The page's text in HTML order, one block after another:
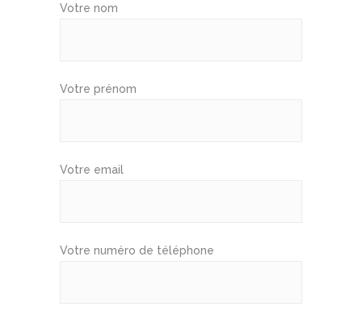
Votre nom
Votre prénom
Votre email
Votre numéro de téléphone